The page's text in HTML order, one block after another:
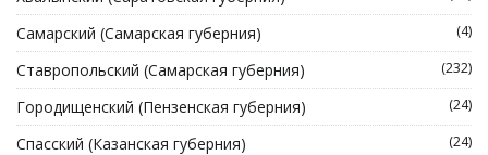
Самарский (Самарская губерния) (4)
Ставропольский (Самарская губерния) (232)
Городищенский (Пензенская губерния) (24)
Спасский (Казанская губерния) (24)